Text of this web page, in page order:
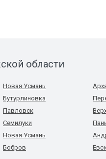
области
Новая Усмань
Бутурлиновка
Павловск
Семилуки
Новая Усмань
Бобров